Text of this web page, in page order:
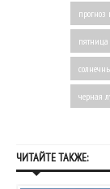
прогноз
черная
ЧИТАЙТЕ ТАКЖЕ: